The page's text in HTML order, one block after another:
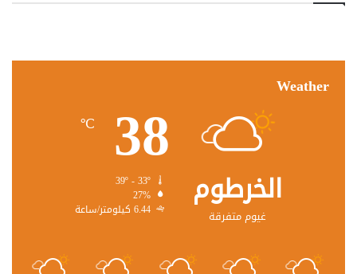
Weather
الخرطوم
غيوم متفرقة
38
℃
27%
6.44 كيلومتر/ساعة